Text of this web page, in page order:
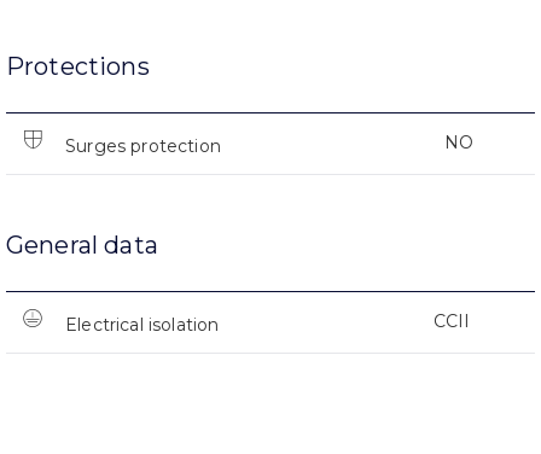
Protections
Surges protection NO
General data
Electrical isolation CCII